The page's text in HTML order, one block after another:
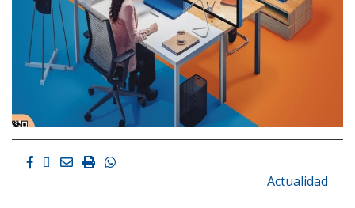
Facebook
Twitter
EmailImprimirWhatsapp
Actualidad